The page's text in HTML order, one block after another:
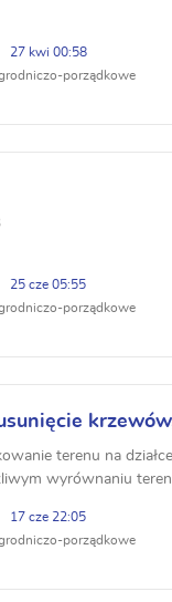
27 kwi 00:58
porządkowe
25 cze 05:55
porządkowe
terenu na
wyrównaniu
17 cze 22:05
porządkowe